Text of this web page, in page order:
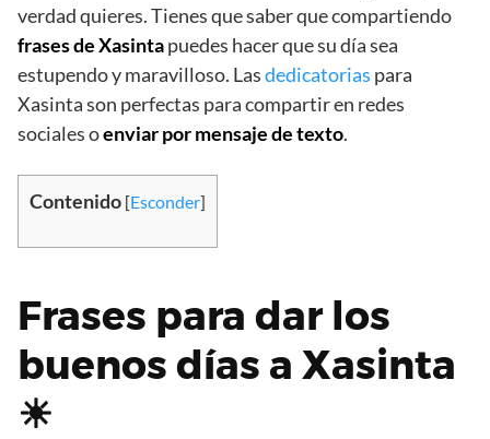
verdad quieres. Tienes que saber que compartiendo
frases de Xasintapuedes hacer que su día sea
estupendo y maravilloso. Lasdedicatorias para
Xasinta son perfectas para compartir en redes
sociales oenviar por mensaje de texto.
Contenido [Esconder]
Frases para dar los
buenos días a Xasinta
☀